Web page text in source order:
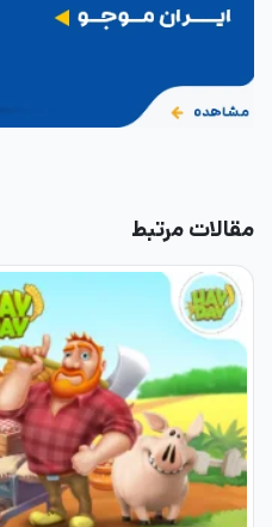
مقالات مرتبط